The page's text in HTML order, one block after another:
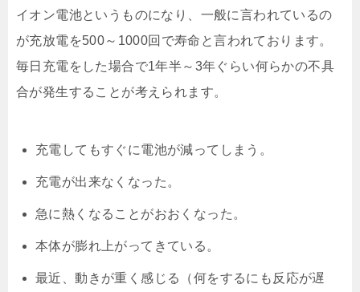
イオン電池というものになり、一般に言われているの
が充放電を500～1000回で寿命と言われております。
毎日充電をした場合で1年半～3年ぐらい何らかの不具
合が発生することが考えられます。
充電してもすぐに電池が減ってしまう。
充電が出来なくなった。
急に熱くなることがおおくなった。
本体が膨れ上がってきている。
最近、動きが重く感じる（何をするにも反応が遅